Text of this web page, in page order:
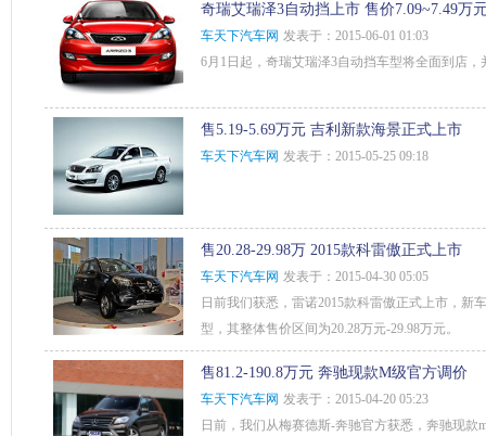
奇瑞艾瑞泽3自动挡上市 售价7.09~7.49万
车天下汽车网 发表于：2015-06-01 01:03
6月1日起，奇瑞艾瑞泽3自动挡车型将全面到店
售5.19-5.69万元 吉利新款海景正式上市
车天下汽车网 发表于：2015-05-25 09:18
售20.28-29.98万 2015款科雷傲正式上市
车天下汽车网 发表于：2015-04-30 05:05
日前我们获悉，雷诺2015款科雷傲正式上市，新
型，其整体售价区间为20.28万元-29.98万元。
售81.2-190.8万元 奔驰现款M级官方调价
车天下汽车网 发表于：2015-04-20 05:23
日前，我们从梅赛德斯-奔驰官方获悉，奔驰现款